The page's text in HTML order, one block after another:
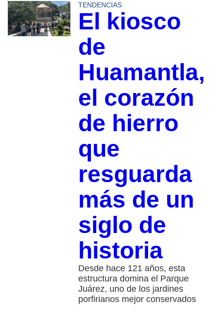
TENDENCIAS
El kiosco
de
Huamantla,
el corazón
de hierro
que
resguarda
más de un
siglo de
historia
Desde hace 121 años, esta
estructura domina el Parque
Juárez, uno de los jardines
porfirianos mejor conservados